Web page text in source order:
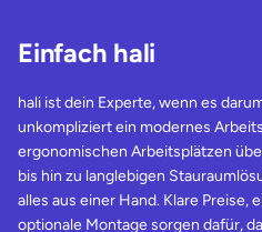
Einfach hali
hali ist dein Experte, wenn es
unkompliziert ein modernes
ergonomischen Arbeitsplätzen
bis hin zu langlebigen
alles aus einer Hand. Klare Preise,
optionale Montage sorgen dafür,